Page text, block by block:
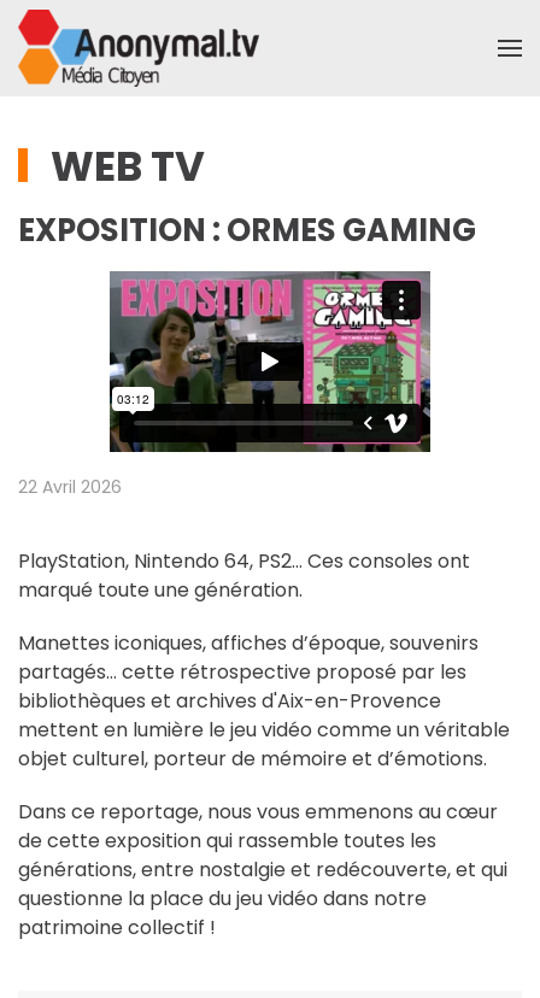
Accéder au contenu principal
WEB TV
EXPOSITION : ORMES GAMING
22 Avril 2026
PlayStation, Nintendo 64, PS2… Ces consoles ont
marqué toute une génération.
Manettes iconiques, affiches d’époque, souvenirs
partagés… cette rétrospective proposé par les
bibliothèques et archives d'Aix-en-Provence
mettent en lumière le jeu vidéo comme un véritable
objet culturel, porteur de mémoire et d’émotions.
Dans ce reportage, nous vous emmenons au cœur
de cette exposition qui rassemble toutes les
générations, entre nostalgie et redécouverte, et qui
questionne la place du jeu vidéo dans notre
patrimoine collectif !